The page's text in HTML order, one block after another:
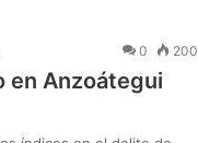
0 200
en Anzoátegui